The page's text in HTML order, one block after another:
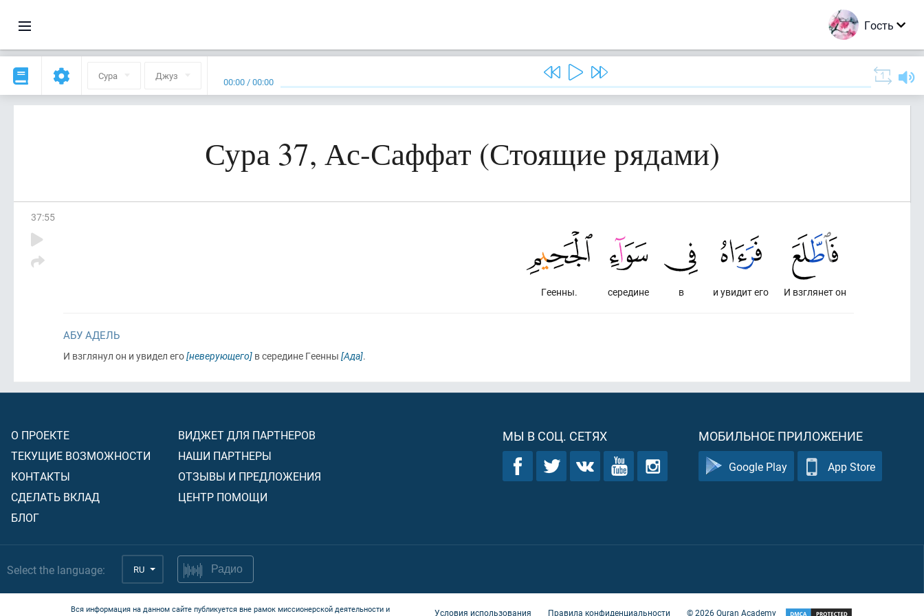
Гость
Сура Джуз 00:00 /00:00
Сура 37, Ас-Саффат (Стоящие рядами)
37:55
И взглянет он
и увидит его
в
середине
Геенны.
АБУ АДЕЛЬ
И взглянул он и увидел его[неверующего] в середине Геенны [Ада].
О ПРОЕКТЕ
ТЕКУЩИЕ ВОЗМОЖНОСТИ
КОНТАКТЫ
СДЕЛАТЬ ВКЛАД
БЛОГ
ВИДЖЕТ ДЛЯ ПАРТНЕРОВ
НАШИ ПАРТНЕРЫ
ОТЗЫВЫ И ПРЕДЛОЖЕНИЯ
ЦЕНТР ПОМОЩИ
МЫ В СОЦ. СЕТЯХ МОБИЛЬНОЕ ПРИЛОЖЕНИЕ
Google Play App Store
Select the language: RU Радио
Вся информация на данном сайте публикуется вне рамок миссионерской деятельности и
Условия использования Правила конфиденциальности ©2026Quran Academy